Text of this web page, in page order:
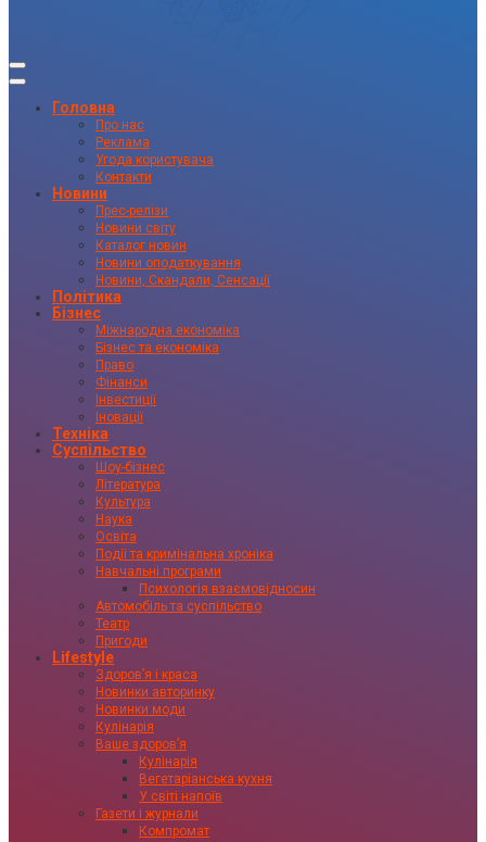
Головна
Про нас
Реклама
Угода користувача
Контакти
Новини
Прес-релізи
Новини світу
Каталог новин
Новини оподаткування
Новини, Скандали, Сенсації
Політика
Бізнес
Міжнародна економіка
Бізнес та економіка
Право
Фінанси
Інвестиції
Іновації
Техніка
Суспільство
Шоу-бізнес
Література
Культура
Наука
Освіта
Події та кримінальна хроніка
Навчальні програми
Психологія взаємовідносин
Автомобіль та суспільство
Театр
Пригоди
Lifestyle
Здоровʼя і краса
Новинки авторинку
Новинки моди
Кулінарія
Ваше здоровʼя
Кулінарія
Вегетаріанська кухня
У світі напоїв
Газети і журнали
Компромат